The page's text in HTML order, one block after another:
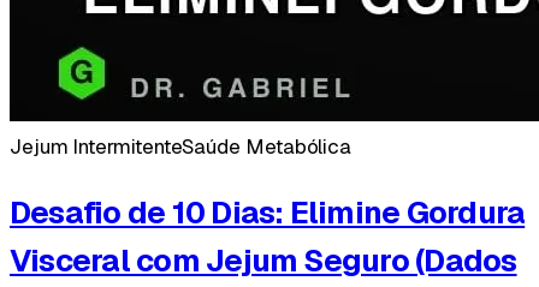
Jejum IntermitenteSaúde Metabólica
Desafio de 10 Dias: Elimine Gordura
Visceral com Jejum Seguro (Dados